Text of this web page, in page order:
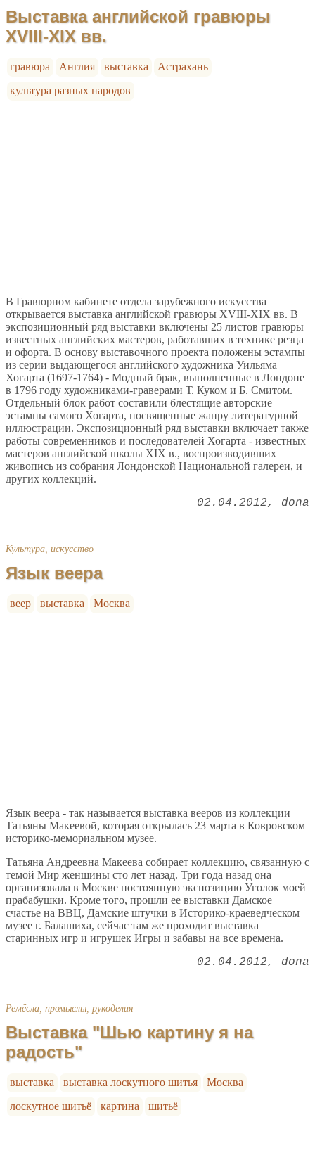
Выставка английской гравюры
XVIII-XIX вв.
гравюра Англия выставка
Астрахань
культура разных народов
В Гравюрном кабинете отдела зарубежного искусства
открывается выставка английской гравюры XVIII-XIX вв. В
экспозиционный ряд выставки включены 25 листов гравюры
известных английских мастеров, работавших в технике резца
и офорта. В основу выставочного проекта положены эстампы
из серии выдающегося английского художника Уильяма
Хогарта (1697-1764) - Модный брак, выполненные в Лондоне
в 1796 году художниками-граверами Т. Куком и Б. Смитом.
Отдельный блок работ составили блестящие авторские
эстампы самого Хогарта, посвященные жанру литературной
иллюстрации. Экспозиционный ряд выставки включает также
работы современников и последователей Хогарта - известных
мастеров английской школы XIX в., воспроизводивших
живопись из собрания Лондонской Национальной галереи, и
других коллекций.
02.04.2012 dona
Культура, искусство
Язык веера
веер выставка Москва
Язык веера - так называется выставка вееров из коллекции
Татьяны Макеевой, которая открылась 23 марта в Ковровском
историко-мемориальном музее.
Татьяна Андреевна Макеева собирает коллекцию, связанную с
темой Мир женщины сто лет назад. Три года назад она
организовала в Москве постоянную экспозицию Уголок моей
прабабушки. Кроме того, прошли ее выставки Дамское
счастье на ВВЦ, Дамские штучки в Историко-краеведческом
музее г. Балашиха, сейчас там же проходит выставка
старинных игр и игрушек Игры и забавы на все времена.
02.04.2012 dona
Ремёсла, промыслы, рукоделия
Выставка "Шью картину я на
радость"
выставка выставка лоскутного шитья
Москва
лоскутное шитьё
картина шитьё